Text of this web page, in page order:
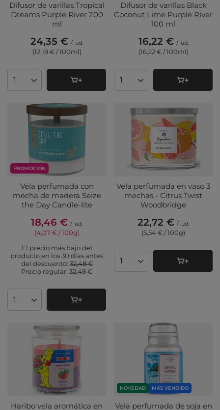
Difusor de varillas Tropical
Dreams Purple River 200
ml
24,35 € / ud.
(12,18 € / 100ml)
Cantidad de productos
Difusor de varillas Black
Coconut Lime Purple River
100 ml
16,22 € / ud.
(16,22 € / 100ml)
Cantidad de productos
PROMOCIÓN
Vela perfumada con
mecha de madera Seize
the Day Candle-lite
18,46 € / ud.
(4,07 € / 100g)
El precio más bajo del
producto en los 30 días antes
del descuento:32,48 €
Precio regular: 32,49 €
Cantidad de productos
Vela perfumada en vaso 3
mechas - Citrus Twist
Woodbridge
22,72 € / ud.
(5,54 € / 100g)
Cantidad de productos
Haribo vela aromática en
NOVEDAD MÁS VENDIDO
Vela perfumada de soja en